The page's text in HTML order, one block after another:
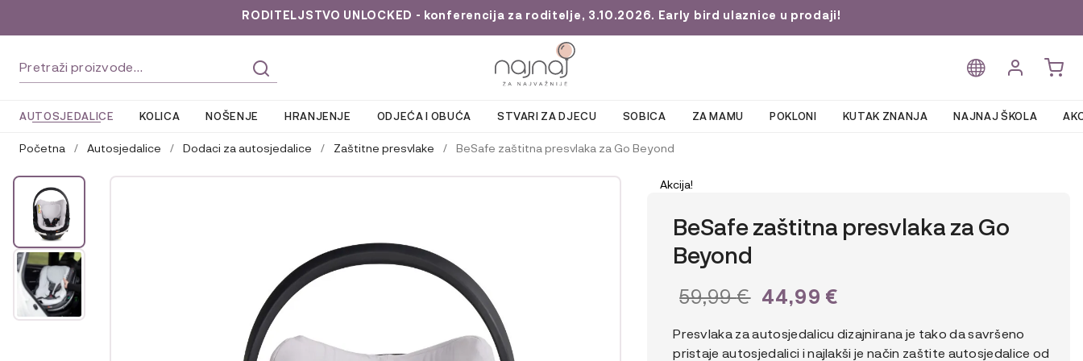
RODITELJSTVO UNLOCKED - konferencija za roditelje, 3.10.2026. Early bird ulaznice u prodaji!
AUTOSJEDALICE KOLICA NOŠENJE HRANJENJE ODJEĆA I OBUĆA STVARI ZA DJECU SOBICA ZA MAMU POKLONI KUTAK ZNANJA NAJNAJ ŠKOLA
na
do
Početna / Autosjedalice / Dodaci za autosjedalice / Zaštitne presvlake / BeSafe zaštitna presvlaka za Go Beyond
Akcija!
BeSafe zaštitna presvlaka za Go
Beyond
IZVORNA
CIJENA
BILA
59,99€TRENUTNA
CIJENA
JE:
44,99 €
Presvlaka za autosjedalicu dizajnirana je tako da savršeno
pristaje autosjedalici i najlakši je način zaštite autosjedalice od